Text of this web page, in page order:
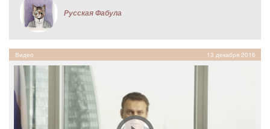
Русская Фабула
Видео 13 декабря 2016